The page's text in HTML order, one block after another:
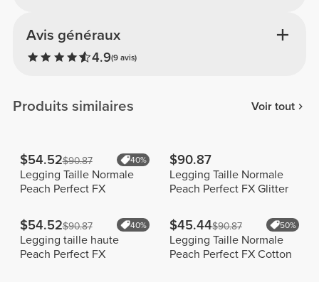
Avis généraux
4.9(9 avis)
Produits similaires Voir tout
$54.52$90.87 40%
Legging Taille Normale
Peach Perfect FX
$90.87
Legging Taille Normale
Peach Perfect FX Glitter
$54.52$90.87 40%
Legging taille haute
Peach Perfect FX
$45.44$90.87 50%
Legging Taille Normale
Peach Perfect FX Cotton